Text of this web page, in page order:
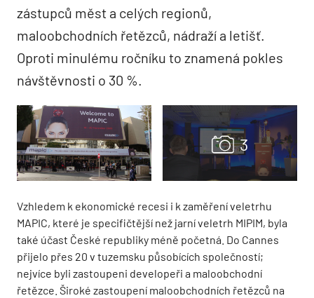
zástupců měst a celých regionů,
maloobchodních řetězců, nádraží a letišť.
Oproti minulému ročníku to znamená pokles
návštěvnosti o 30 %.
Vzhledem k ekonomické recesi i k zaměření veletrhu
MAPIC, které je specifičtější než jarní veletrh MIPIM, byla
také účast České republiky méně početná. Do Cannes
přijelo přes 20 v tuzemsku působících společností;
nejvíce byli zastoupeni developeři a maloobchodní
řetězce. Široké zastoupení maloobchodních řetězců na